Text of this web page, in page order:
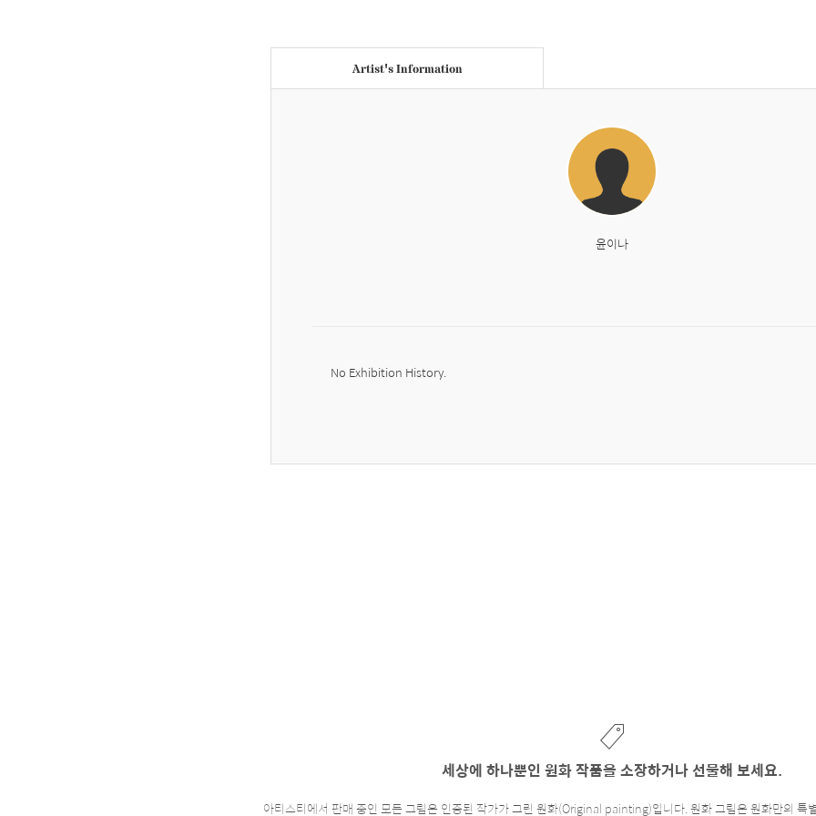
Artist's Information
윤이나
No Exhibition History.
세상에 하나뿐인 원화 작품을 소장하거나 선물해 보세요.
아티스티에서 판매 중인 모든 그림은 인증된 작가가 그린 원화(Original painting)입니다. 원화 그림은 원화만의 특